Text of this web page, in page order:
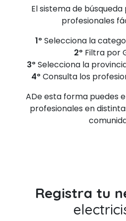
El sistema de
profesionales
1º Selecciona la
2º Filtra por
3º Selecciona la
4º Consulta los
ADe esta forma puedes
profesionales en
Registra tu